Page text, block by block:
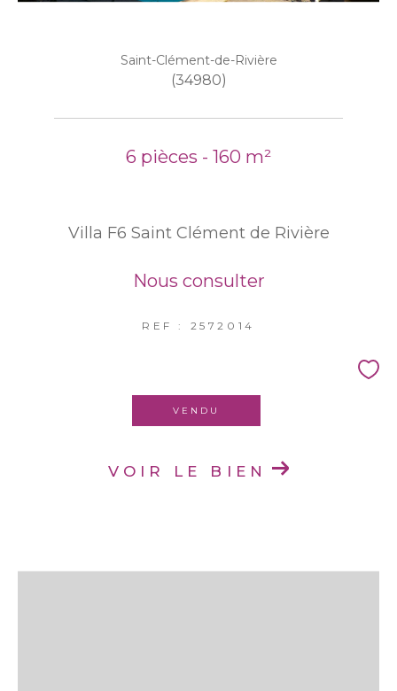
Saint-Clément-de-Rivière
(34980)
6 pièces - 160 m²
Villa F6 Saint Clément de Rivière
Nous consulter
REF : 2572014
VENDU
VOIR LE BIEN